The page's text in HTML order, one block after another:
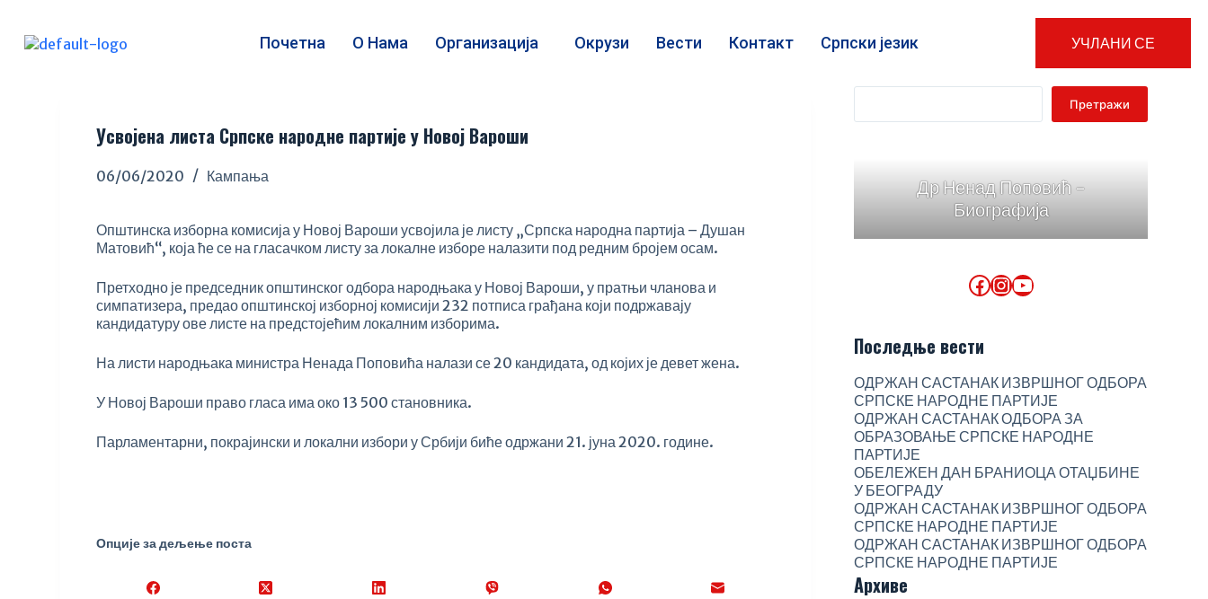
k
Почетна О Нама Организација Окрузи Вести Контакт Српски језик УЧЛАНИ СЕ
Усвојена листа Српске народне партије у Новој Вароши
06/06/2020 Кампања
Општинска изборна комисија у Новој Вароши усвојила је листу „Српска народна партија – Душан
Матовић“, која ће се на гласачком листу за локалне изборе налазити под редним бројем осам.
Претходно је председник општинског одбора народњака у Новој Вароши, у пратњи чланова и
симпатизера, предао општинској изборној комисији 232 потписа грађана који подржавају
кандидатуру ове листе на предстојећим локалним изборима.
На листи народњака министра Ненада Поповића налази се 20 кандидата, од којих је девет жена.
У Новој Вароши право гласа има око 13 500 становника.
Парламентарни, покрајински и локални избори у Србији биће одржани 21. јуна 2020. године.
Опције за дељење поста
Претражи
Др Ненад Поповић -
Биографија
Последње вести
ОДРЖАН САСТАНАК ИЗВРШНОГ ОДБОРА
СРПСКЕ НАРОДНЕ ПАРТИЈЕ
ОДРЖАН САСТАНАК ОДБОРА ЗА
ОБРАЗОВАЊЕ СРПСКЕ НАРОДНЕ
ПАРТИЈЕ
ОБЕЛЕЖЕН ДАН БРАНИОЦА ОТАЏБИНЕ
У БЕОГРАДУ
ОДРЖАН САСТАНАК ИЗВРШНОГ ОДБОРА
СРПСКЕ НАРОДНЕ ПАРТИЈЕ
ОДРЖАН САСТАНАК ИЗВРШНОГ ОДБОРА
СРПСКЕ НАРОДНЕ ПАРТИЈЕ
Архиве